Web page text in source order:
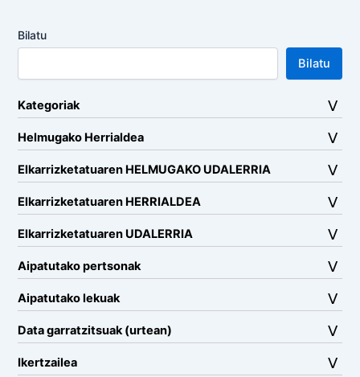
Bilatu
Bilatu
Kategoriak
Helmugako Herrialdea
Elkarrizketatuaren HELMUGAKO UDALERRIA
Elkarrizketatuaren HERRIALDEA
Elkarrizketatuaren UDALERRIA
Aipatutako pertsonak
Aipatutako lekuak
Data garratzitsuak (urtean)
Ikertzailea